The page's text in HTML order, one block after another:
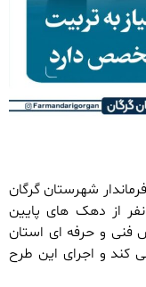
شهرستان گرگان
طرح توانمندسازی ۵ هزار نفر از دهک های پایین
فنی و حرفه ای استان
کند و اجرای این طرح